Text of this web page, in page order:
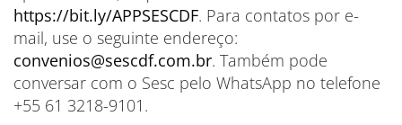
https://bit.ly/APPSESCDF. Para contatos por e-
mail, use o seguinte endereço:
convenios@sescdf.com.br. Também pode
conversar com o Sesc pelo WhatsApp no telefone
+55 61 3218-9101.